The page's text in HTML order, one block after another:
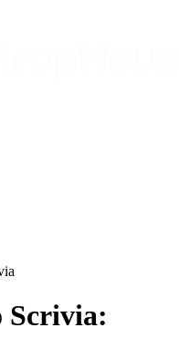
Scrivia: